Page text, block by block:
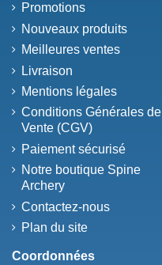
Promotions
Nouveaux produits
Meilleures ventes
Livraison
Mentions légales
Conditions Générales de
Vente (CGV)
Paiement sécurisé
Notre boutique Spine
Archery
Contactez-nous
Plan du site
Coordonnées